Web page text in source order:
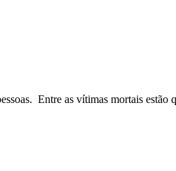
Entre as vítimas mortais estão